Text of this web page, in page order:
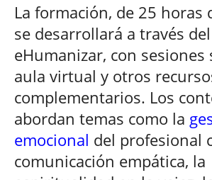
La formación, de 25 horas
se desarrollará a través
eHumanizar, con sesiones
aula virtual y otros
complementarios. Los
abordan temas como la
emocional del profesional
comunicación empática, la